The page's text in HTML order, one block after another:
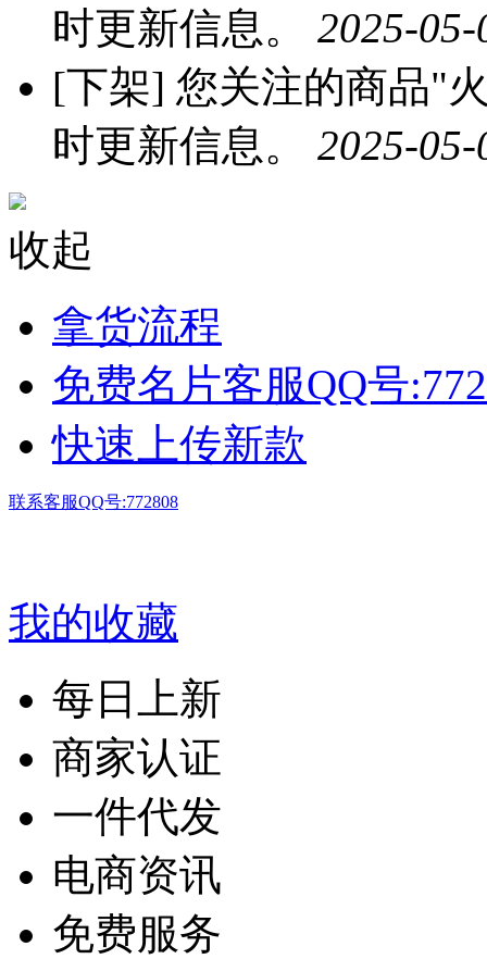
时更新信息。 2025-
[下架] 您关注的商品"
时更新信息。 2025-
收起
拿货流程
免费名片客服QQ号
快速上传新款
联系客服QQ号:772808
我的收藏
每日上新
商家认证
一件代发
电商资讯
免费服务